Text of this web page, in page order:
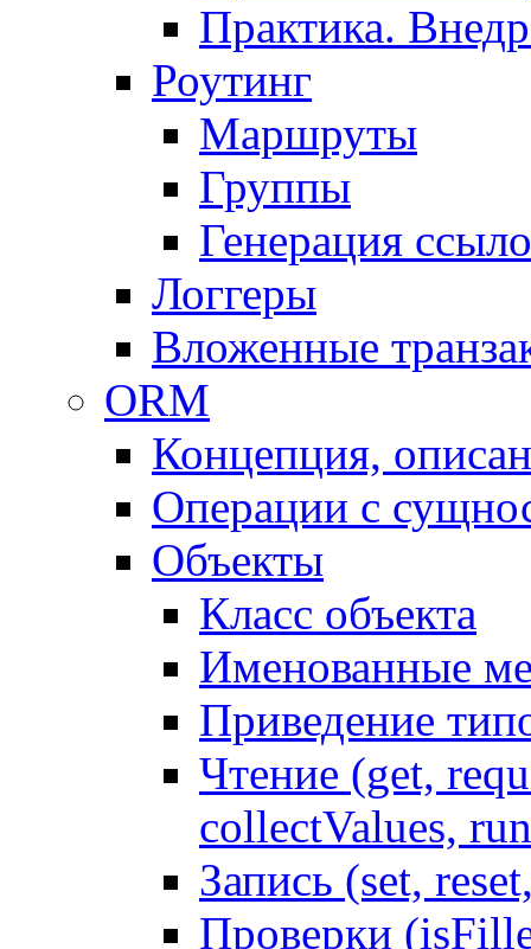
Практика.
Роутинг
Маршруты
Группы
Генерация
Логгеры
Вложенные
ORM
Концепция,
Операции с
Объекты
Класс объекта
Именованные
Приведение
Чтение (get,
collectValues,
Запись (set,
Проверки